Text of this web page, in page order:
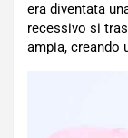
era diventata
recessivo si
ampia, creando